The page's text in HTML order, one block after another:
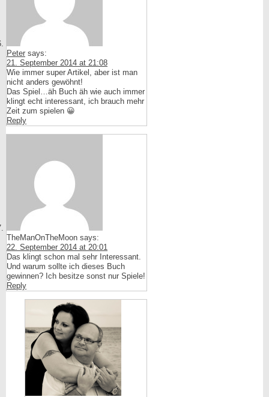
Peter says:
21. September 2014 at 21:08
Wie immer super Artikel, aber ist man
nicht anders gewöhnt!
Das Spiel…äh Buch äh wie auch immer
klingt echt interessant, ich brauch mehr
Zeit zum spielen 😀
Reply
TheManOnTheMoon says:
22. September 2014 at 20:01
Das klingt schon mal sehr Interessant.
Und warum sollte ich dieses Buch
gewinnen? Ich besitze sonst nur Spiele!
Reply